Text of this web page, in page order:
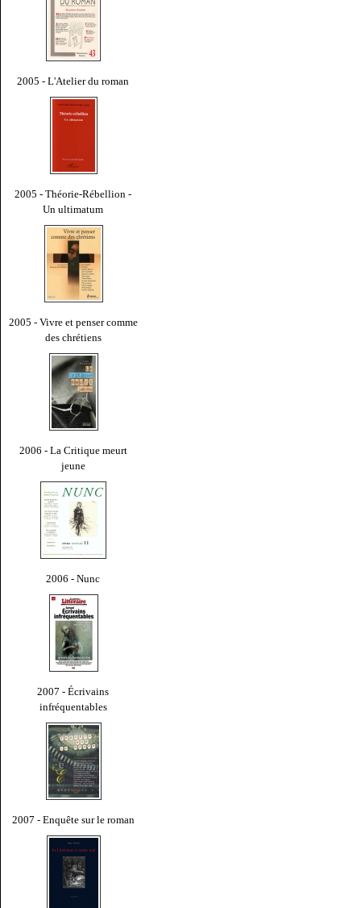
2005 - L'Atelier du roman
2005 - Théorie-Rébellion -
Un ultimatum
2005 - Vivre et penser comme
des chrétiens
2006 - La Critique meurt
jeune
2006 - Nunc
2007 - Écrivains
infréquentables
2007 - Enquête sur le roman